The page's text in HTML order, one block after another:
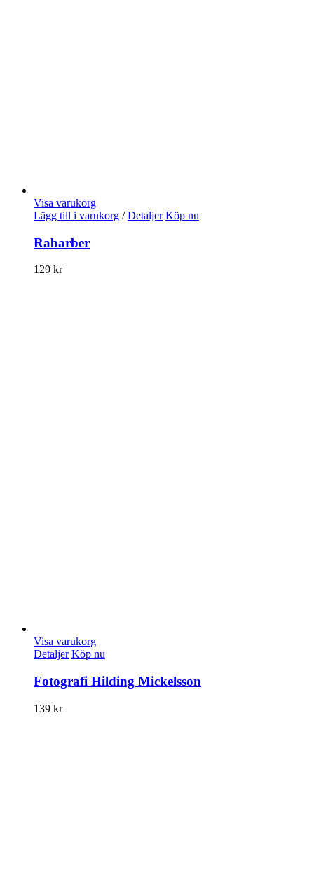
Visa varukorg
Lägg till i varukorg / Detaljer Köp nu
Rabarber
129 kr
Visa varukorg
Detaljer Köp nu
Fotografi Hilding Mickelsson
139 kr